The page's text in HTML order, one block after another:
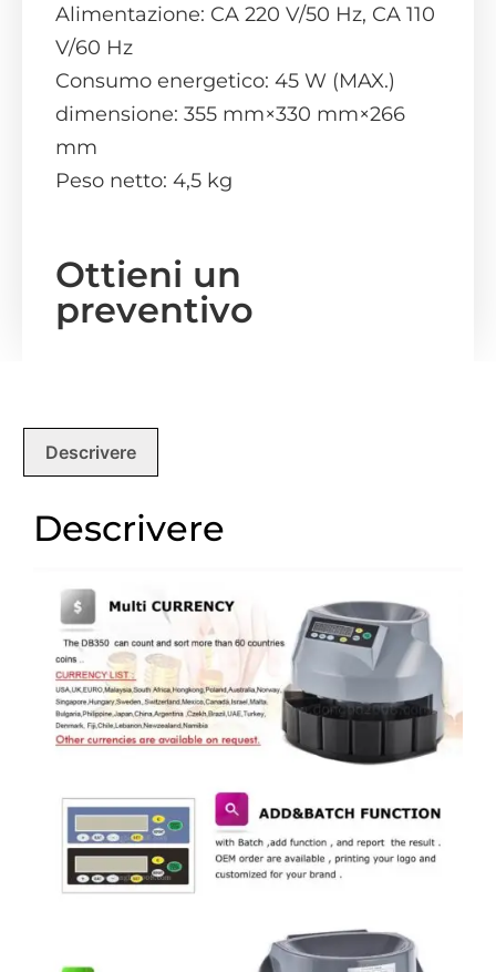
Alimentazione: CA 220 V/50 Hz, CA 110
V/60 Hz
Consumo energetico: 45 W (MAX.)
dimensione: 355 mm×330 mm×266
mm
Peso netto: 4,5 kg
Ottieni un
preventivo
Descrivere
Descrivere